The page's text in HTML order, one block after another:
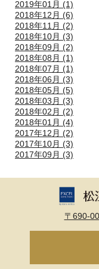
2019年01月 (1)
2018年12月 (6)
2018年11月 (2)
2018年10月 (3)
2018年09月 (2)
2018年08月 (1)
2018年07月 (1)
2018年06月 (3)
2018年05月 (5)
2018年03月 (3)
2018年02月 (2)
2018年01月 (4)
2017年12月 (2)
2017年10月 (3)
2017年09月 (3)
〒690-